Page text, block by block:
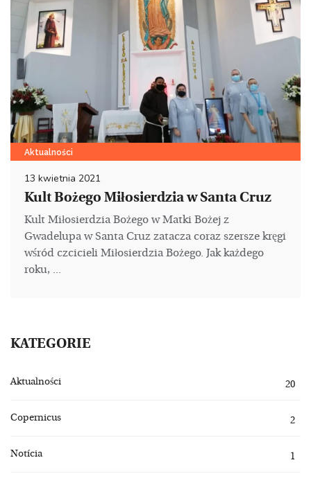
Aktualności
13 kwietnia 2021
Kult Bożego Miłosierdzia w Santa Cruz
Kult Miłosierdzia Bożego w Matki Bożej z
Gwadelupa w Santa Cruz zatacza coraz szersze kręgi
wśród czcicieli Miłosierdzia Bożego. Jak każdego
roku, ...
KATEGORIE
Aktualności 20
Copernicus 2
Notícia 1